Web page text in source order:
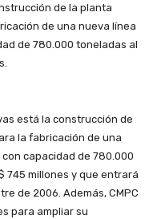
de la planta
de una nueva línea
de 780.000 toneladas al
está la construcción de
la fabricación de una
capacidad de 780.000
745 millones y que entrará
de 2006. Además, CMPC
para ampliar su